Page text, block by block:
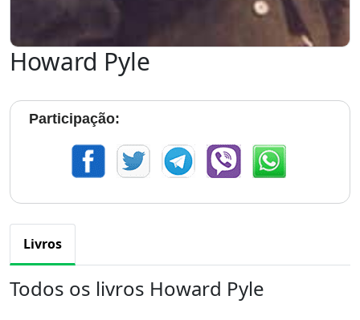
Howard Pyle
Participação:
Livros
Todos os livros Howard Pyle